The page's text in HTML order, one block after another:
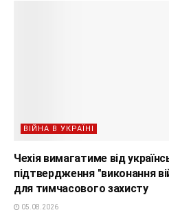
ВІЙНА В УКРАЇНІ
Чехія вимагатиме від
підтвердження "виконання
для тимчасового захисту
05.08.2026